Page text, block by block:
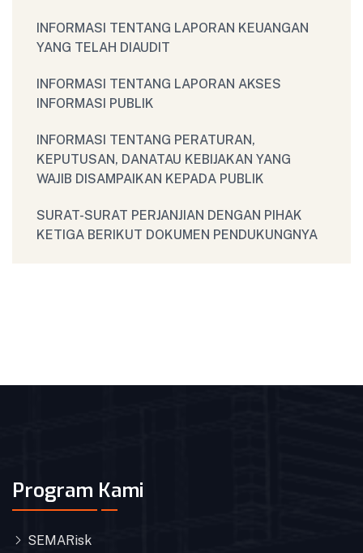
INFORMASI TENTANG LAPORAN KEUANGAN
YANG TELAH DIAUDIT
INFORMASI TENTANG LAPORAN AKSES
INFORMASI PUBLIK
INFORMASI TENTANG PERATURAN,
KEPUTUSAN, DANATAU KEBIJAKAN YANG
WAJIB DISAMPAIKAN KEPADA PUBLIK
SURAT-SURAT PERJANJIAN DENGAN PIHAK
KETIGA BERIKUT DOKUMEN PENDUKUNGNYA
Program Kami
SEMARisk